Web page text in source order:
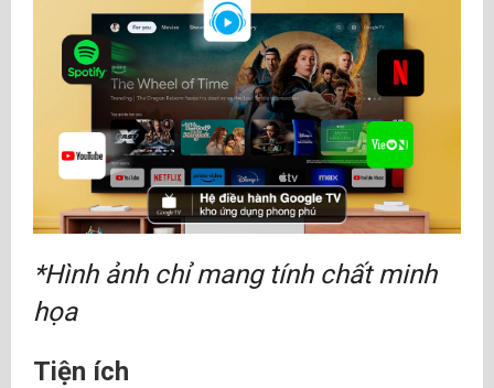
*Hình ảnh chỉ mang tính chất minh
họa
Tiện ích